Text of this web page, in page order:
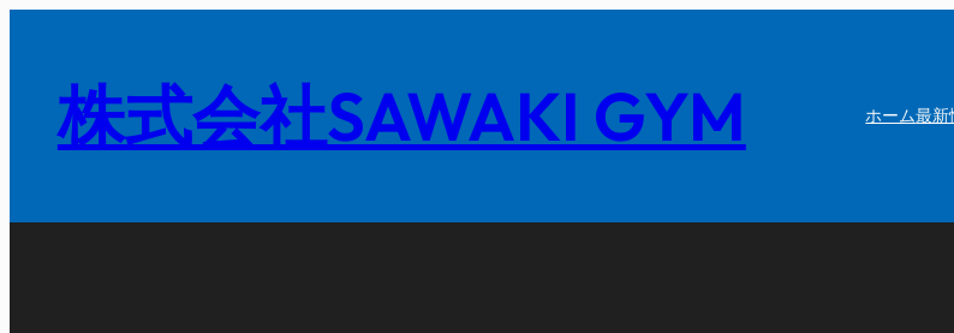
株式会社SAWAKI GYM ホーム最新